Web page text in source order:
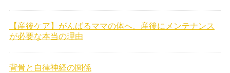
【産後ケア】がんばるママの体へ。産後にメンテナンス
が必要な本当の理由
背骨と自律神経の関係